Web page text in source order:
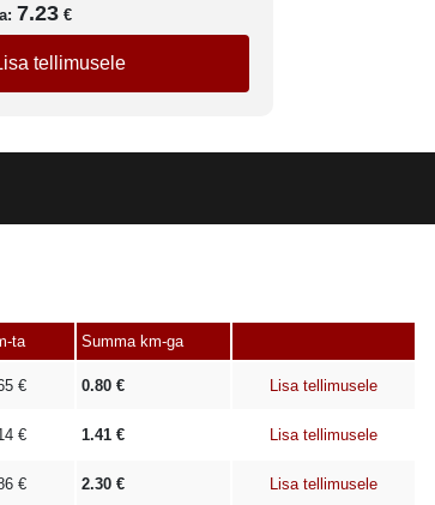
7.23 €
tellimusele
ta Summa km-ga
€ 0.80 € Lisa tellimusele
€ 1.41 € Lisa tellimusele
€ 2.30 € Lisa tellimusele